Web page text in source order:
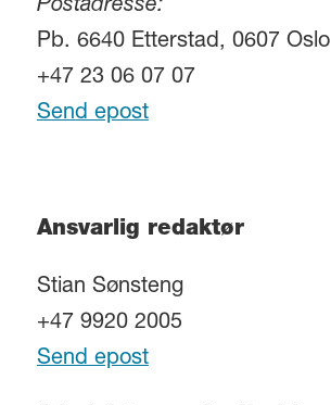
Postadresse:
Pb. 6640 Etterstad, 0607 Oslo
+47 23 06 07 07
Send epost
Ansvarlig redaktør
Stian Sønsteng
+47 9920 2005
Send epost